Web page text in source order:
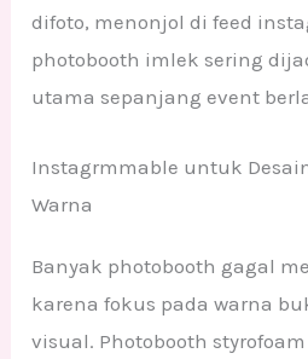
difoto, menonjol di feed
photobooth imlek sering
utama sepanjang event
Instagrmmable untuk
Warna
Banyak photobooth gagal
karena fokus pada warna
visual. Photobooth